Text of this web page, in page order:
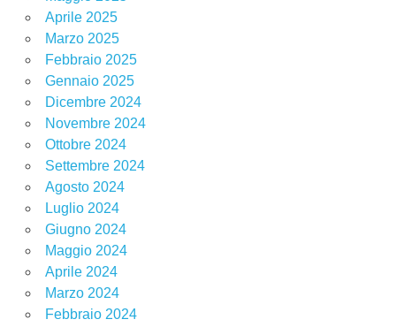
Aprile 2025
Marzo 2025
Febbraio 2025
Gennaio 2025
Dicembre 2024
Novembre 2024
Ottobre 2024
Settembre 2024
Agosto 2024
Luglio 2024
Giugno 2024
Maggio 2024
Aprile 2024
Marzo 2024
Febbraio 2024